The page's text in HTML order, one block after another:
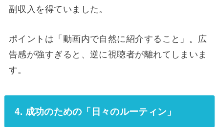
副収入を得ていました。
ポイントは「動画内で自然に紹介すること」。広
告感が強すぎると、逆に視聴者が離れてしまいま
す。
4. 成功のための「日々のルーティン」